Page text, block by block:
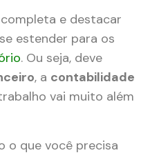
e destacar
estender para os
. Ou seja, deve
, a contabilidade
vai muito além
o que você precisa